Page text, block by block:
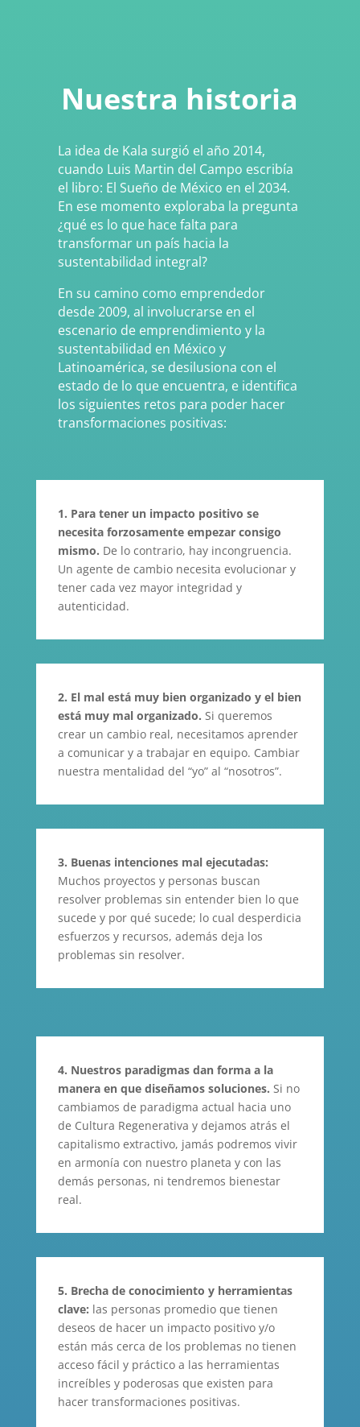
Nuestra historia
La idea de Kala surgió el año 2014,
cuando Luis Martin del Campo escribía
el libro: El Sueño de México en el 2034.
En ese momento exploraba la pregunta
¿qué es lo que hace falta para
transformar un país hacia la
sustentabilidad integral?
En su camino como emprendedor
desde 2009, al involucrarse en el
escenario de emprendimiento y la
sustentabilidad en México y
Latinoamérica, se desilusiona con el
estado de lo que encuentra, e identifica
los siguientes retos para poder hacer
transformaciones positivas:
1. Para tener un impacto positivo se
necesita forzosamente empezar consigo
mismo. De lo contrario, hay incongruencia.
Un agente de cambio necesita evolucionar y
tener cada vez mayor integridad y
autenticidad.
2. El mal está muy bien organizado y el bien
está muy mal organizado. Si queremos
crear un cambio real, necesitamos aprender
a comunicar y a trabajar en equipo. Cambiar
nuestra mentalidad del “yo” al “nosotros”.
3. Buenas intenciones mal ejecutadas:
Muchos proyectos y personas buscan
resolver problemas sin entender bien lo que
sucede y por qué sucede; lo cual desperdicia
esfuerzos y recursos, además deja los
problemas sin resolver.
4. Nuestros paradigmas dan forma a la
manera en que diseñamos soluciones. Si no
cambiamos de paradigma actual hacia uno
de Cultura Regenerativa y dejamos atrás el
capitalismo extractivo, jamás podremos vivir
en armonía con nuestro planeta y con las
demás personas, ni tendremos bienestar
real.
5. Brecha de conocimiento y herramientas
clave: las personas promedio que tienen
deseos de hacer un impacto positivo y/o
están más cerca de los problemas no tienen
acceso fácil y práctico a las herramientas
increíbles y poderosas que existen para
hacer transformaciones positivas.